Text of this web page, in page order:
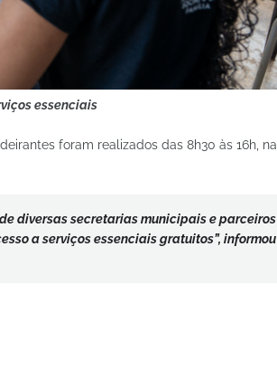
essenciais
foram realizados das 8h30 às 16h, na
diversas secretarias municipais e parceiros
a serviços essenciais gratuitos”, informou